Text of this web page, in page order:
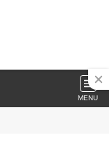
MENU